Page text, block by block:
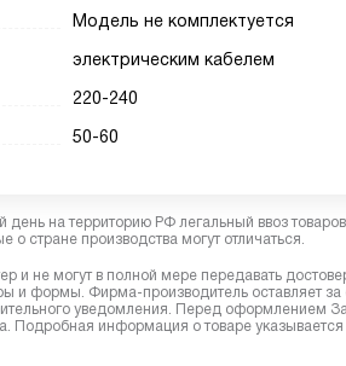
Модель не комплектуется
электрическим кабелем
220-240
50-60
на территорию РФ легальный ввоз
стране производства могут отличаться.
и не могут в полной мере передавать
и формы. Фирма-производитель оставляет за
уведомления. Перед оформлением
Подробная информация о товаре указывается